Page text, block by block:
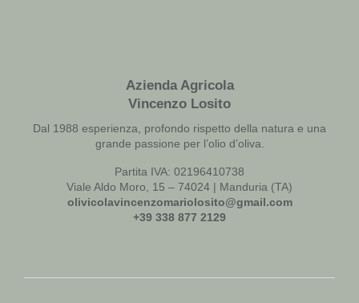
Azienda Agricola
Vincenzo Losito
Dal 1988 esperienza, profondo rispetto della natura e una
grande passione per l’olio d’oliva.
Partita IVA: 02196410738
Viale Aldo Moro, 15 – 74024 | Manduria (TA)
olivicolavincenzomariolosito@gmail.com
+39 338 877 2129